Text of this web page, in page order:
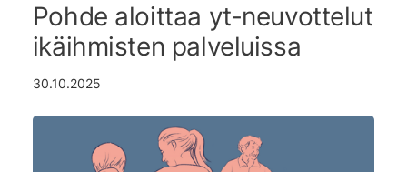
Pohde aloittaa yt-neuvottelut
ikäihmisten palveluissa
30.10.2025